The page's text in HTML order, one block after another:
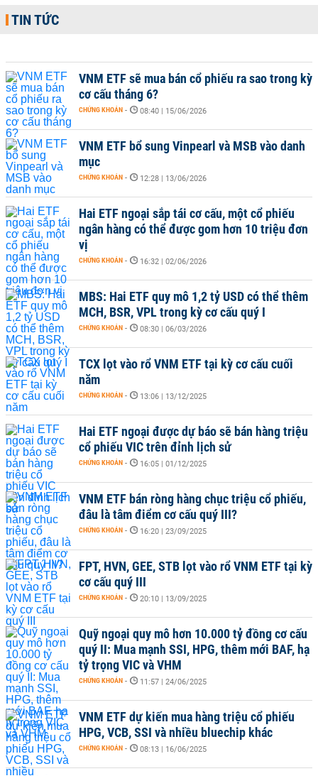
TIN TỨC
VNM ETF sẽ mua bán cổ phiếu ra sao trong kỳ
cơ cấu tháng 6?
CHỨNG KHOÁN - 08:40 | 15/06/2026
VNM ETF bổ sung Vinpearl và MSB vào danh
mục
CHỨNG KHOÁN - 12:28 | 13/06/2026
Hai ETF ngoại sắp tái cơ cấu, một cổ phiếu
ngân hàng có thể được gom hơn 10 triệu đơn
vị
CHỨNG KHOÁN - 16:32 | 02/06/2026
MBS: Hai ETF quy mô 1,2 tỷ USD có thể thêm
MCH, BSR, VPL trong kỳ cơ cấu quý I
CHỨNG KHOÁN - 08:30 | 06/03/2026
TCX lọt vào rổ VNM ETF tại kỳ cơ cấu cuối
năm
CHỨNG KHOÁN - 13:06 | 13/12/2025
Hai ETF ngoại được dự báo sẽ bán hàng triệu
cổ phiếu VIC trên đỉnh lịch sử
CHỨNG KHOÁN - 16:05 | 01/12/2025
VNM ETF bán ròng hàng chục triệu cổ phiếu,
đâu là tâm điểm cơ cấu quý III?
CHỨNG KHOÁN - 16:20 | 23/09/2025
FPT, HVN, GEE, STB lọt vào rổ VNM ETF tại kỳ
cơ cấu quý III
CHỨNG KHOÁN - 20:10 | 13/09/2025
Quỹ ngoại quy mô hơn 10.000 tỷ đồng cơ cấu
quý II: Mua mạnh SSI, HPG, thêm mới BAF, hạ
tỷ trọng VIC và VHM
CHỨNG KHOÁN - 11:57 | 24/06/2025
VNM ETF dự kiến mua hàng triệu cổ phiếu
HPG, VCB, SSI và nhiều bluechip khác
CHỨNG KHOÁN - 08:13 | 16/06/2025